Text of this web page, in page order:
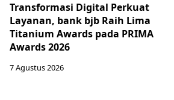
Transformasi Digital Perkuat
Layanan, bank bjb Raih Lima
Titanium Awards pada PRIMA
Awards 2026
7 Agustus 2026